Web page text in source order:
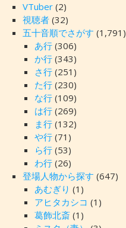
VTuber(2)
視聴者(32)
五十音順でさがす (1,791)
あ行(306)
か行(343)
さ行(251)
た行(230)
な行(109)
は行(269)
ま行(132)
や行(71)
ら行(53)
わ行(26)
登場人物から探す (647)
あむぎり (1)
アヒタカシコ (1)
葛飾北斎(1)